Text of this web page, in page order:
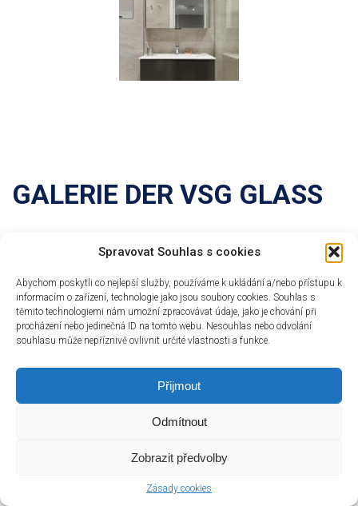
Spravovat Souhlas s cookies
Abychom poskytli co nejlepší služby, používáme k ukládání a/nebo přístupu k
informacím o zařízení, technologie jako jsou soubory cookies. Souhlas s
těmito technologiemi nám umožní zpracovávat údaje, jako je chování při
procházení nebo jedinečná ID na tomto webu. Nesouhlas nebo odvolání
souhlasu může nepříznivě ovlivnit určité vlastnosti a funkce.
Přijmout
Odmítnout
Zobrazit předvolby
Zásady cookies
GALERIE DER VSG GLASS
UND SPIEGEL –
„DAUERGLASS UND
SPIEGEL“